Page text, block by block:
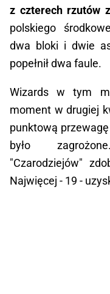
z czterech rzutów
polskiego
dwa bloki i dwie
popełnił dwa faule.
Wizards w tym
moment w drugiej
punktową
było
"Czarodziejów"
Najwięcej - 19 -